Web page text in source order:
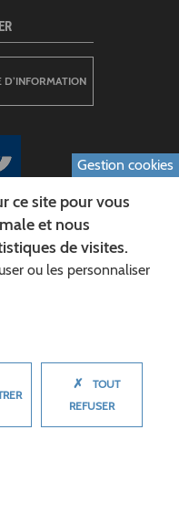
DE L'AISNE
D’INFORMATION
Gestion cookies
ce site pour vous
et nous
de visites.
ou les personnaliser
✗
TOUT
REFUSER